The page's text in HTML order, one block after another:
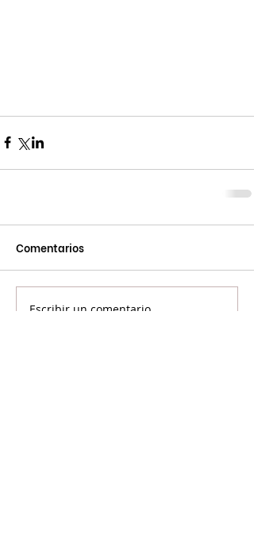
Comentarios
Escribir un comentario...